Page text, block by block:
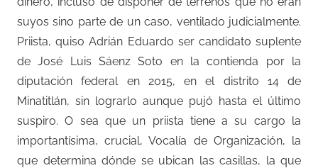
suyos sino parte de un caso, ventilado judicialmente.
Priista, quiso Adrián Eduardo ser candidato suplente
de José Luis Sáenz Soto en la contienda por la
diputación federal en 2015, en el distrito 14 de
Minatitlán, sin lograrlo aunque pujó hasta el último
suspiro. O sea que un priista tiene a su cargo la
importantísima, crucial, Vocalía de Organización, la
que determina dónde se ubican las casillas, la que